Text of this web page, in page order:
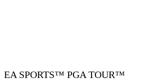
EA SPORTS™ PGA TOUR™